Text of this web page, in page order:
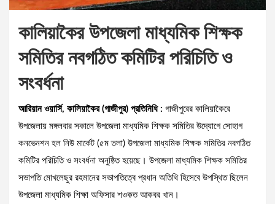
কালিয়াকৈর উপজেলা মাধ্যমিক শিক্ষক
সমিতির নবগঠিত কমিটির পরিচিতি ও
সংবর্ধনা
আরিয়ান ওয়ার্সি, কালিয়াকৈর (গাজীপুর) প্রতিনিধি : গাজীপুরের কালিয়াকৈরে
উপজেলায় মঙ্গলবার সকালে উপজেলা মাধ্যমিক শিক্ষক সমিতির উদ্যোগে সোহাগ
কনভেনশন হল নিউ মার্কেট (৫ম তলা) উপজেলা মাধ্যমিক শিক্ষক সমিতির নবগঠিত
কমিটির পরিচিতি ও সংবর্ধনা অনুষ্ঠিত হয়েছে। উপজেলা মাধ্যমিক শিক্ষক সমিতির
সভাপতি মোখলেছুর রহমানের সভাপতিত্বে প্রধান অতিথি হিসেবে উপস্থিত ছিলেন
উপজেলা মাধ্যমিক শিক্ষা অফিসার শওকত আকবর খান।